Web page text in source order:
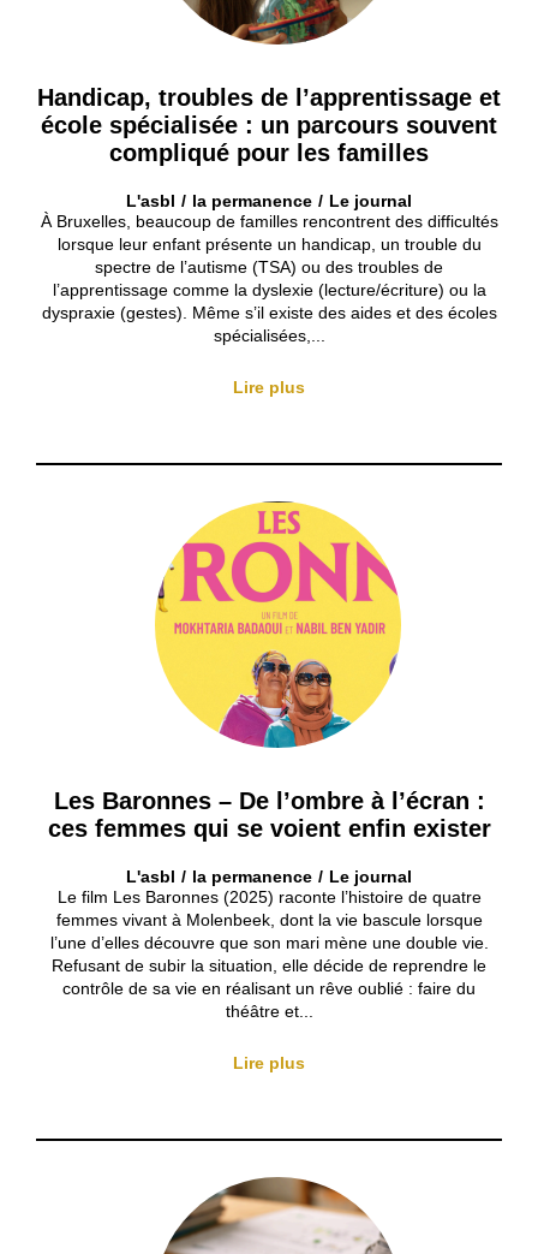
Handicap, troubles de l’apprentissage et
école spécialisée : un parcours souvent
compliqué pour les familles
L'asbl la permanence
Le journal
À Bruxelles, beaucoup de familles rencontrent des difficultés
lorsque leur enfant présente un handicap, un trouble du
spectre de l’autisme (TSA) ou des troubles de
l’apprentissage comme la dyslexie (lecture/écriture) ou la
dyspraxie (gestes). Même s’il existe des aides et des écoles
spécialisées,...
Lire plus
Les Baronnes – De l’ombre à l’écran :
ces femmes qui se voient enfin exister
L'asbl la permanence
Le journal
Le film Les Baronnes (2025) raconte l’histoire de quatre
femmes vivant à Molenbeek, dont la vie bascule lorsque
l’une d’elles découvre que son mari mène une double vie.
Refusant de subir la situation, elle décide de reprendre le
contrôle de sa vie en réalisant un rêve oublié : faire du
théâtre et...
Lire plus